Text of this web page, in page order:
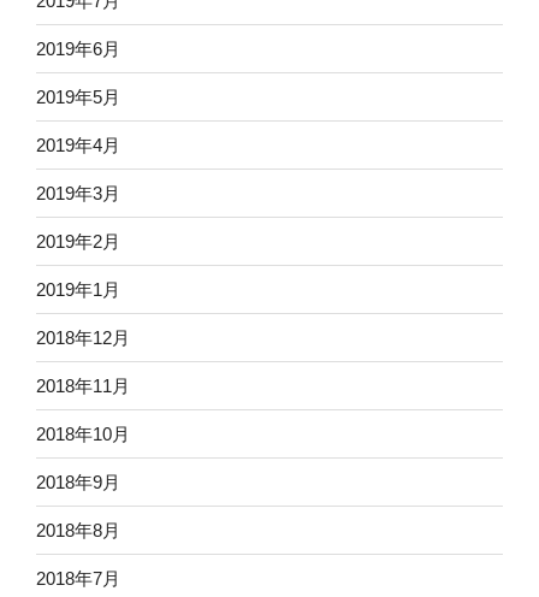
2019年6月
2019年5月
2019年4月
2019年3月
2019年2月
2019年1月
2018年12月
2018年11月
2018年10月
2018年9月
2018年8月
2018年7月